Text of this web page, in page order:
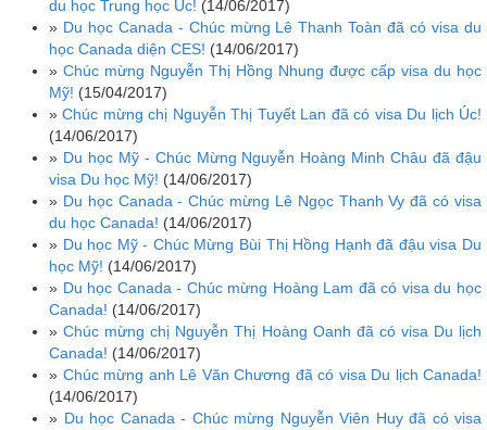
du học Trung học Úc! (14/06/2017)
» Du học Canada - Chúc mừng Lê Thanh Toàn đã có visa du
học Canada diện CES! (14/06/2017)
» Chúc mừng Nguyễn Thị Hồng Nhung được cấp visa du học
Mỹ! (15/04/2017)
»Chúc mừng chị Nguyễn Thị Tuyết Lan đã có visa Du lịch Úc!
(14/06/2017)
» Du học Mỹ - Chúc Mừng Nguyễn Hoàng Minh Châu đã đậu
visa Du học Mỹ! (14/06/2017)
» Du học Canada - Chúc mừng Lê Ngọc Thanh Vy đã có visa
du học Canada! (14/06/2017)
» Du học Mỹ - Chúc Mừng Bùi Thị Hồng Hạnh đã đậu visa Du
học Mỹ! (14/06/2017)
» Du học Canada - Chúc mừng Hoàng Lam đã có visa du học
Canada! (14/06/2017)
»Chúc mừng chị Nguyễn Thị Hoàng Oanh đã có visa Du lịch
Canada! (14/06/2017)
» Chúc mừng anh Lê Văn Chương đã có visa Du lịch Canada!
(14/06/2017)
» Du học Canada - Chúc mừng Nguyễn Viên Huy đã có visa